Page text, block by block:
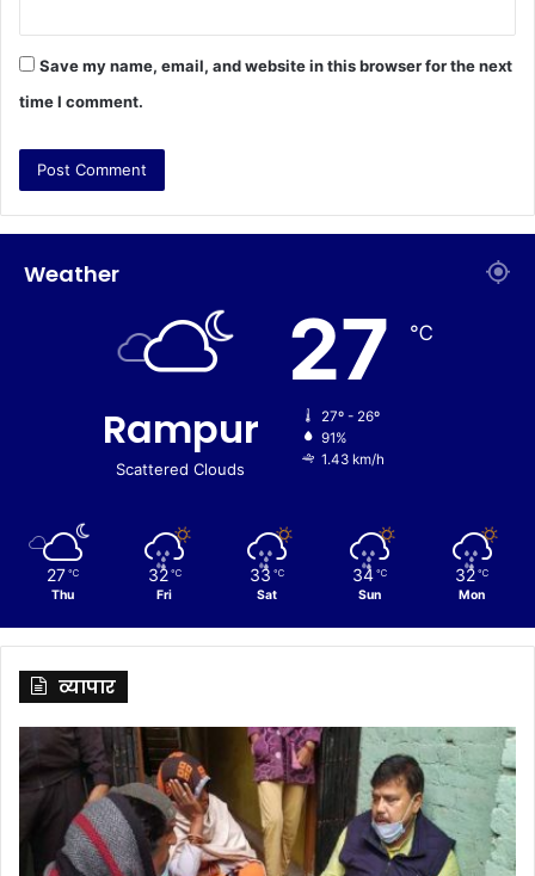
Save my name, email, and website in this browser for the next
time I comment.
Weather
Rampur
Scattered Clouds
27 ℃
27º - 26º
91%
1.43 km/h
27 ℃
Thu
32 ℃
Fri
33 ℃
Sat
34 ℃
Sun
32 ℃
Mon
व्यापार